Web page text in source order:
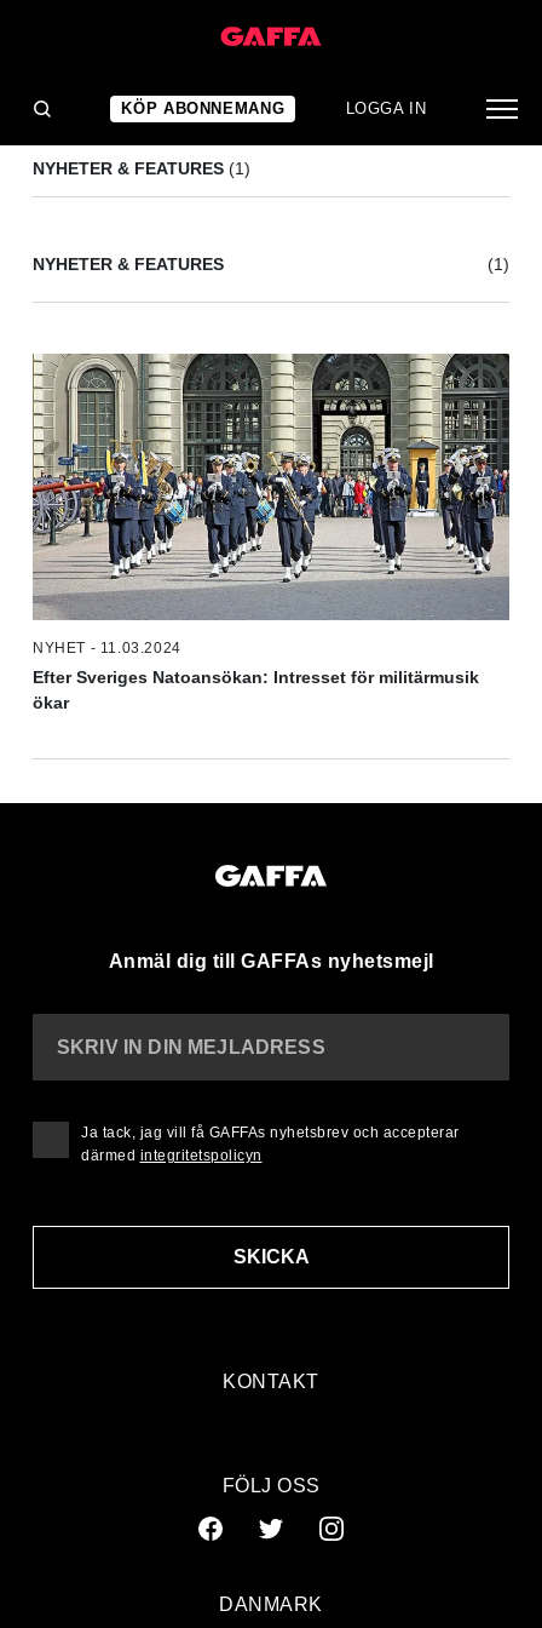
KÖP ABONNEMANG LOGGA IN
NYHETER & FEATURES (1)
NYHETER & FEATURES (1)
NYHET - 11.03.2024
Efter Sveriges Natoansökan: Intresset för militärmusik
ökar
Anmäl dig till GAFFAs nyhetsmejl
KONTAKT
SKRIV IN DIN MEJLADRESS
SKICKA
Ja tack, jag vill få GAFFAs nyhetsbrev och accepterar
därmed integritetspolicyn
FÖLJ OSS
DANMARK